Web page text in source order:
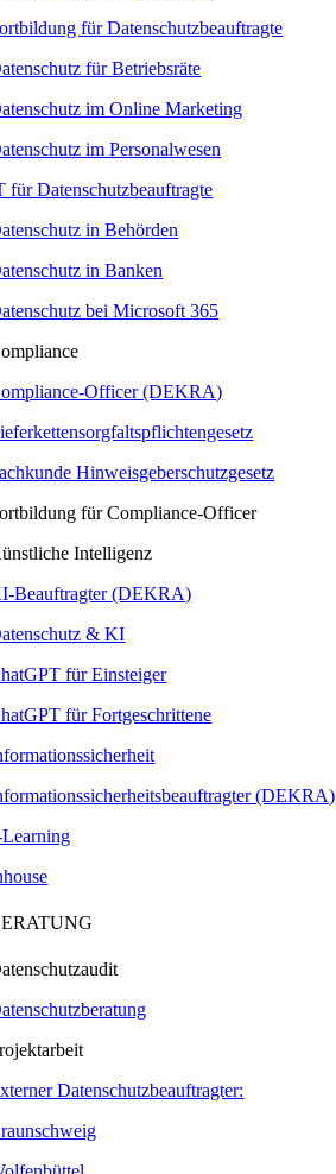
für Datenschutzbeauftragte
für Betriebsräte
im Online Marketing
im Personalwesen
für Datenschutzbeauftragte
in Behörden
in Banken
bei Microsoft 365
Officer (DEKRA)
Hinweisgeberschutzgesetz
für Compliance-Officer
Intelligenz
Beauftragter (DEKRA)
& KI
für Einsteiger
für Fortgeschrittene
(DEKRA)
Learning
Datenschutzbeauftragter: